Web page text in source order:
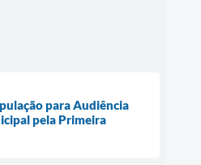
para Audiência
pela Primeira